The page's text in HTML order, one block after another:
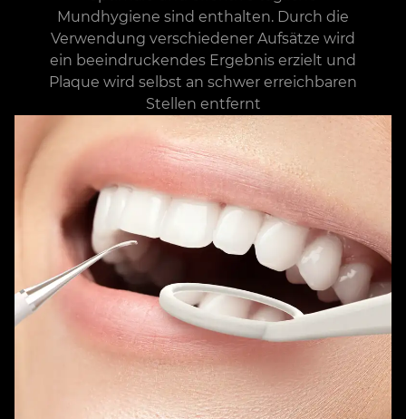
Mundhygiene sind enthalten. Durch die
Verwendung verschiedener Aufsätze wird
ein beeindruckendes Ergebnis erzielt und
Plaque wird selbst an schwer erreichbaren
Stellen entfernt